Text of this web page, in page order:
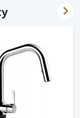
